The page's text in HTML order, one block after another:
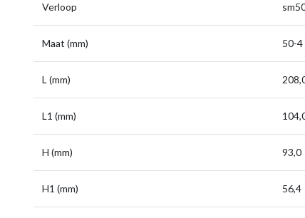
Verloop
Maat (mm) 50-4
L (mm)
L1 (mm)
H (mm) 93,0
H1 (mm) 56,4